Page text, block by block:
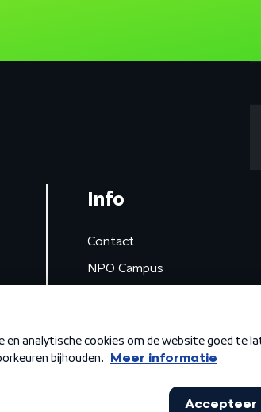
Info
Contact
NPO Campus